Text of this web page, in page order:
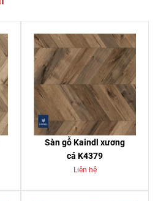
Sàn gỗ Kaindl xương
cá K4379
Liên hệ